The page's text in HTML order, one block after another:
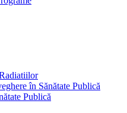
în Sănătate Publică
Publică